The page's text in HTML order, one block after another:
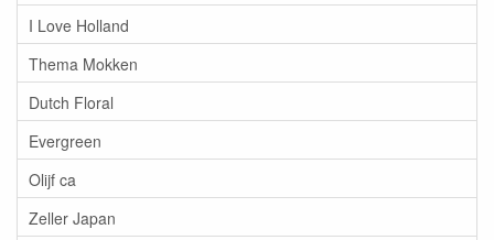
I Love Holland
Thema Mokken
Dutch Floral
Evergreen
Olijf ca
Zeller Japan